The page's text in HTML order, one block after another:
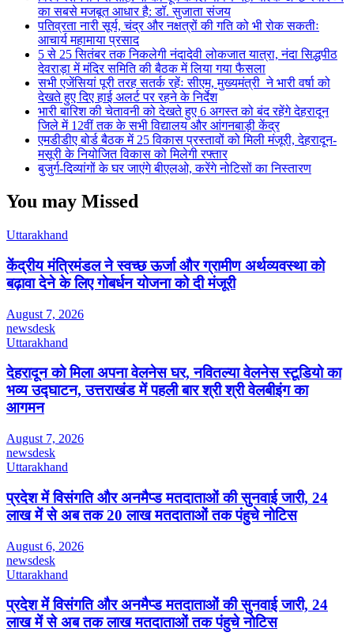
का सबसे मजबूत आधार है: डॉ. सुजाता संजय
पतिव्रता नारी सूर्य, चंद्र और नक्षत्रों की गति को भी रोक सकतीः
आचार्य महामाया प्रसाद
5 से 25 सितंबर तक निकलेगी नंदादेवी लोकजात यात्रा, नंदा सिद्धपीठ
देवराड़ा में मंदिर समिति की बैठक में लिया गया फैसला
सभी एजेंसियां पूरी तरह सतर्क रहेंः सीएम, मुख्यमंत्री ने भारी वर्षा को
देखते हुए दिए हाई अलर्ट पर रहने के निर्देश
भारी बारिश की चेतावनी को देखते हुए 6 अगस्त को बंद रहेंगे देहरादून
जिले में 12वीं तक के सभी विद्यालय और आंगनबाड़ी केंद्र
एमडीडीए बोर्ड बैठक में 25 विकास प्रस्तावों को मिली मंजूरी, देहरादून-
मसूरी के नियोजित विकास को मिलेगी रफ्तार
बुजुर्ग-दिव्यांगों के घर जाएंगे बीएलओ, करेंगे नोटिसों का निस्तारण
You may Missed
Uttarakhand
केंद्रीय मंत्रिमंडल ने स्वच्छ ऊर्जा और ग्रामीण अर्थव्यवस्था को
बढ़ावा देने के लिए गोबर्धन योजना को दी मंजूरी
August 7, 2026
newsdesk
Uttarakhand
देहरादून को मिला अपना वेलनेस घर, नवितल्या वेलनेस स्टूडियो का
भव्य उद्घाटन, उत्तराखंड में पहली बार श्री श्री वेलबीइंग का
आगमन
August 7, 2026
newsdesk
Uttarakhand
प्रदेश में विसंगति और अनमैप्ड मतदाताओं की सुनवाई जारी, 24
लाख में से अब तक 20 लाख मतदाताओं तक पंहुचे नोटिस
August 6, 2026
newsdesk
Uttarakhand
प्रदेश में विसंगति और अनमैप्ड मतदाताओं की सुनवाई जारी, 24
लाख में से अब तक लाख मतदाताओं तक पंहुचे नोटिस